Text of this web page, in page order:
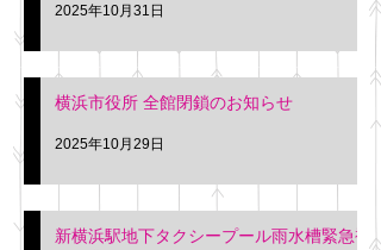
2025年10月31日
横浜市役所 全館閉鎖のお知らせ
2025年10月29日
新横浜駅地下タクシープール雨水槽緊急補